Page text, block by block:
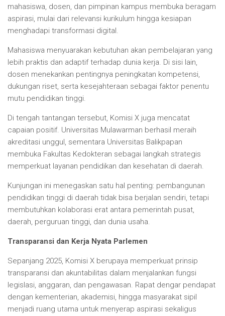
mahasiswa, dosen, dan pimpinan kampus membuka beragam
aspirasi, mulai dari relevansi kurikulum hingga kesiapan
menghadapi transformasi digital.
Mahasiswa menyuarakan kebutuhan akan pembelajaran yang
lebih praktis dan adaptif terhadap dunia kerja. Di sisi lain,
dosen menekankan pentingnya peningkatan kompetensi,
dukungan riset, serta kesejahteraan sebagai faktor penentu
mutu pendidikan tinggi.
Di tengah tantangan tersebut, Komisi X juga mencatat
capaian positif. Universitas Mulawarman berhasil meraih
akreditasi unggul, sementara Universitas Balikpapan
membuka Fakultas Kedokteran sebagai langkah strategis
memperkuat layanan pendidikan dan kesehatan di daerah.
Kunjungan ini menegaskan satu hal penting: pembangunan
pendidikan tinggi di daerah tidak bisa berjalan sendiri, tetapi
membutuhkan kolaborasi erat antara pemerintah pusat,
daerah, perguruan tinggi, dan dunia usaha.
Transparansi dan Kerja Nyata Parlemen
Sepanjang 2025, Komisi X berupaya memperkuat prinsip
transparansi dan akuntabilitas dalam menjalankan fungsi
legislasi, anggaran, dan pengawasan. Rapat dengar pendapat
dengan kementerian, akademisi, hingga masyarakat sipil
menjadi ruang utama untuk menyerap aspirasi sekaligus